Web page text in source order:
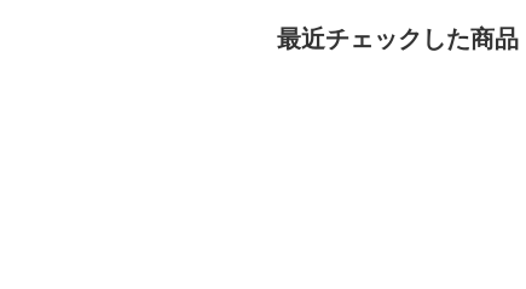
最近チェックした商品